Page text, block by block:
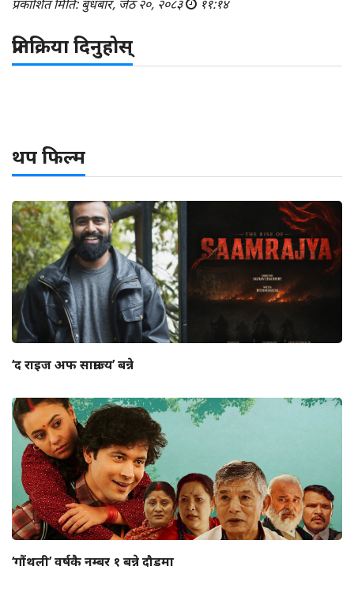
प्रकाशित मिति: बुधबार, जेठ २०, २०८३ ११:१४
प्रतिक्रिया दिनुहोस्
थप फिल्म
‘द राइज अफ साम्राज्य’ बन्ने
‘गौंथली’ वर्षकै नम्बर १ बन्ने दौडमा